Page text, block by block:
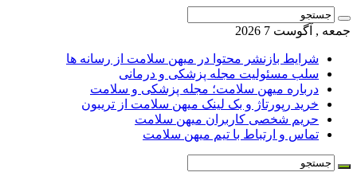
جمعه , آگوست 7 2026
شرایط بازنشر محتوا در میهن سلامت از رسانه ها
سلب مسئولیت مجله پزشکی و درمانی
درباره میهن سلامت؛ مجله پزشکی و سلامت
خرید رپورتاژ و بک لینک میهن سلامت از تریبون
حریم شخصی کاربران میهن سلامت
تماس و ارتباط با تیم میهن سلامت